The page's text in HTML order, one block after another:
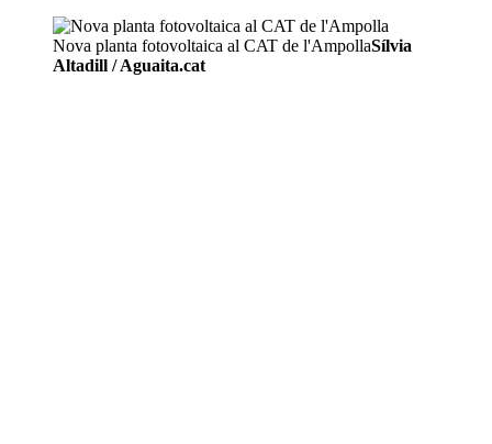
Nova planta fotovoltaica al CAT de l'AmpollaSílvia
Altadill / Aguaita.cat